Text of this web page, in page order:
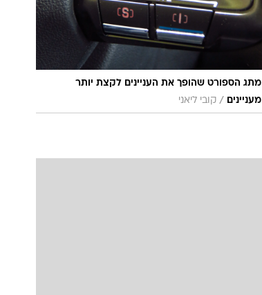
מתג הספורט שהופך את העניינים לקצת יותר
מעניינים
/ קובי ליאני